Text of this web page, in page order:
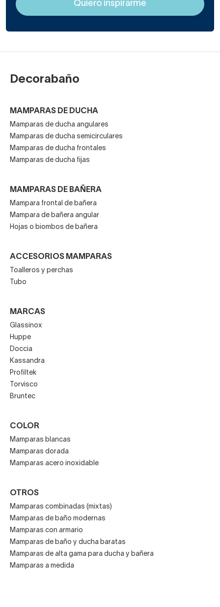
Decorabaño
MAMPARAS DE DUCHA
Mamparas de ducha angulares
Mamparas de ducha semicirculares
Mamparas de ducha frontales
Mamparas de ducha fijas
MAMPARAS DE BAÑERA
Mampara frontal de bañera
Mampara de bañera angular
Hojas o biombos de bañera
ACCESORIOS MAMPARAS
Toalleros y perchas
Tubo
MARCAS
Glassinox
Huppe
Doccia
Kassandra
Profiltek
Torvisco
Bruntec
COLOR
Mamparas blancas
Mamparas dorada
Mamparas acero inoxidable
OTROS
Mamparas combinadas (mixtas)
Mamparas de baño modernas
Mamparas con armario
Mamparas de baño y ducha baratas
Mamparas de alta gama para ducha y bañera
Mamparas a medida